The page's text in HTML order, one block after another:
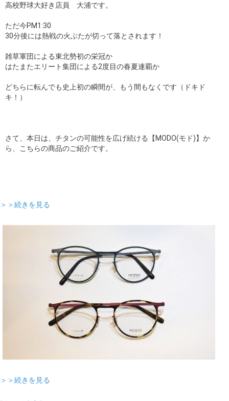
高校野球大好き店員 大浦です。
ただ今PM1:30
30分後には熱戦の火ぶたが切って落とされます！
雑草軍団による東北勢初の栄冠か
はたまたエリート集団による2度目の春夏連覇か
どちらに転んでも史上初の瞬間が、もう間もなくです（ドキド
キ！）
さて、本日は、チタンの可能性を広げ続ける【MODO(モド)】か
ら、こちらの商品のご紹介です。
＞＞続きを見る
＞＞続きを見る